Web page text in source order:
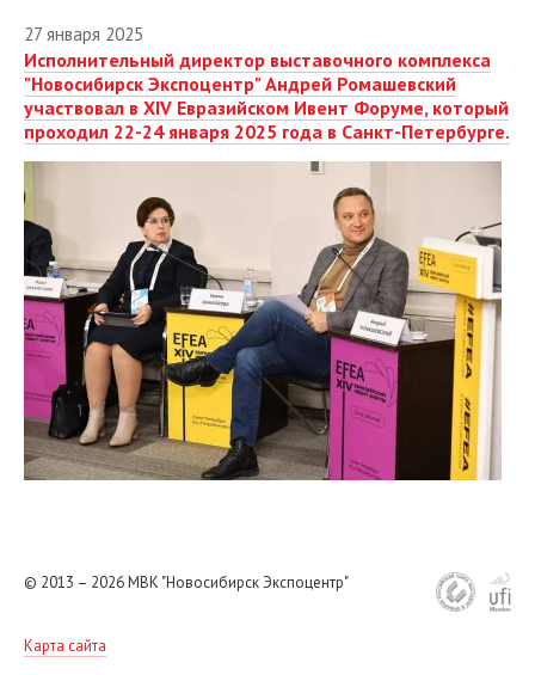
27 января 2025
Исполнительный директор выставочного комплекса
"Новосибирск Экспоцентр" Андрей Ромашевский
участвовал в XIV Евразийском Ивент Форуме, который
проходил 22-24 января 2025 года в Санкт-Петербурге.
© 2013 – 2026МВК "Новосибирск Экспоцентр"
Карта сайта